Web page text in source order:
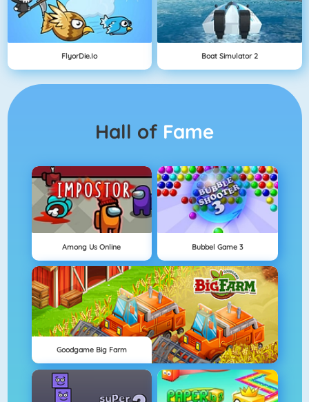
FlyorDie.io Boat Simulator 2
Hall of Fame
Among Us Online Bubbel Game 3
Goodgame Big Farm